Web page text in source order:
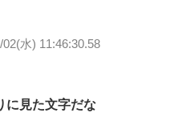
02(水) 11:46:30.58
に見た文字だな